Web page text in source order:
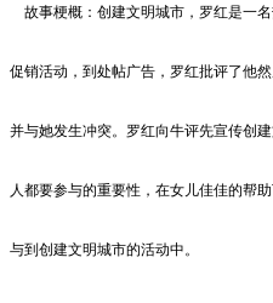
故事梗概：创建文明城市，罗红是一
促销活动，到处帖广告，罗红批评了他
并与她发生冲突。罗红向牛评先宣传创
人都要参与的重要性，在女儿佳佳的帮
与到创建文明城市的活动中。